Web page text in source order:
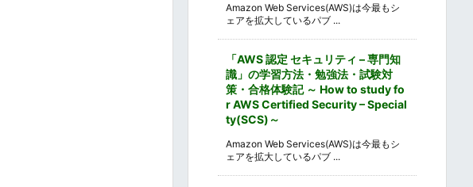
Amazon Web Services(AWS)は今最もシ
ェアを拡大しているパブ ...
「AWS 認定 セキュリティ – 専門知
識」の学習方法・勉強法・試験対
策・合格体験記 ～ How to study fo
r AWS Certified Security – Special
ty(SCS)～
Amazon Web Services(AWS)は今最もシ
ェアを拡大しているパブ ...